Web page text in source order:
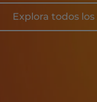
Explora todos